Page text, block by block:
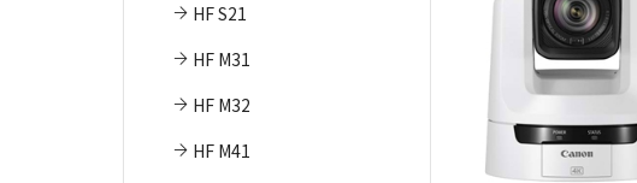
HF S21
HF M31
HF M32
HF M41